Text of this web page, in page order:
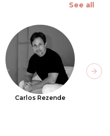
See all
Carlos Rezende